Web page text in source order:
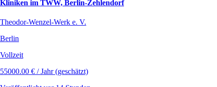
Kliniken im TWW, Berlin-Zehlendorf
Theodor-Wenzel-Werk e. V.
Berlin
Vollzeit
55000.00 € / Jahr (geschätzt)